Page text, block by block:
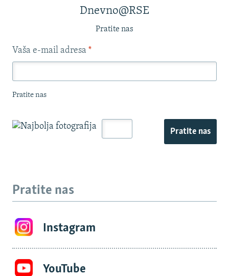
Dnevno@RSE
Pratite nas
Vaša e-mail adresa *
Pratite nas
Pratite nas
Pratite nas
Instagram
YouTube